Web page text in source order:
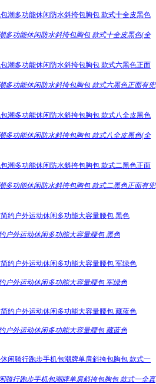
多功能休闲防水斜挎包胸包 款式十全皮黑色(全
多功能休闲防水斜挎包胸包 款式六黑色正面有兜
多功能休闲防水斜挎包胸包 款式八全皮黑色(全
多功能休闲防水斜挎包胸包 款式二黑色正面有兜
户外运动休闲多功能大容量腰包 黑色
户外运动休闲多功能大容量腰包 军绿色
户外运动休闲多功能大容量腰包 藏蓝色
骑行跑步手机包潮牌单肩斜挎包胸包 款式一全真